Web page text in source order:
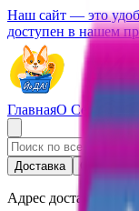
Наш сайт — это
доступен в нашем
ГлавнаяО Сервисе
Доставка
Адрес доставки